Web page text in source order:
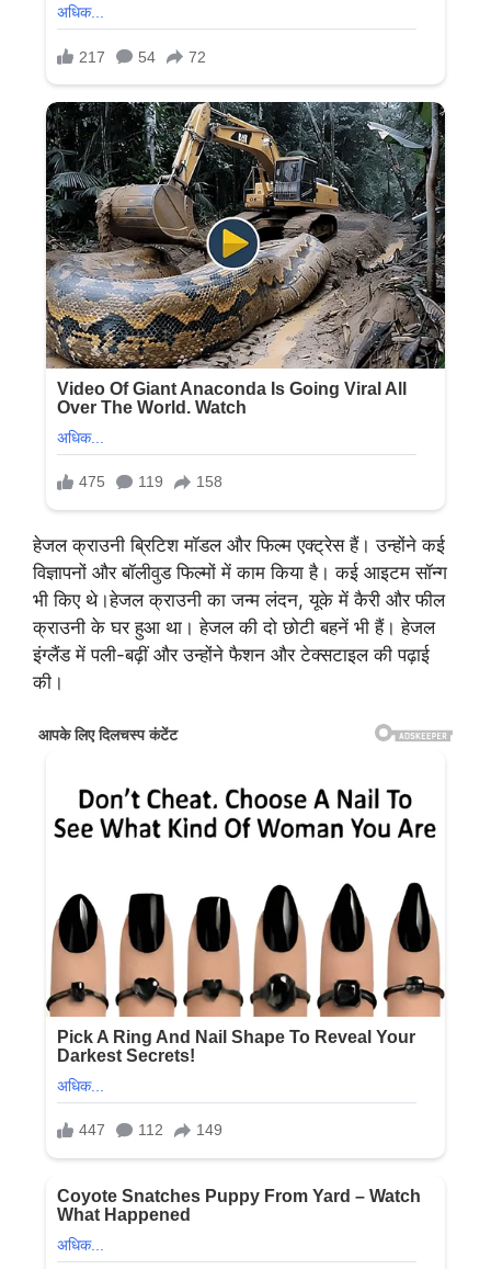
हेजल क्राउनी ब्रिटिश मॉडल और फिल्म एक्ट्रेस हैं। उन्होंने कई
विज्ञापनों और बॉलीवुड फिल्मों में काम किया है। कई आइटम सॉन्ग
भी किए थे।हेजल क्राउनी का जन्म लंदन, यूके में कैरी और फील
क्राउनी के घर हुआ था। हेजल की दो छोटी बहनें भी हैं। हेजल
इंग्लैंड में पली-बढ़ीं और उन्होंने फैशन और टेक्सटाइल की पढ़ाई
की।